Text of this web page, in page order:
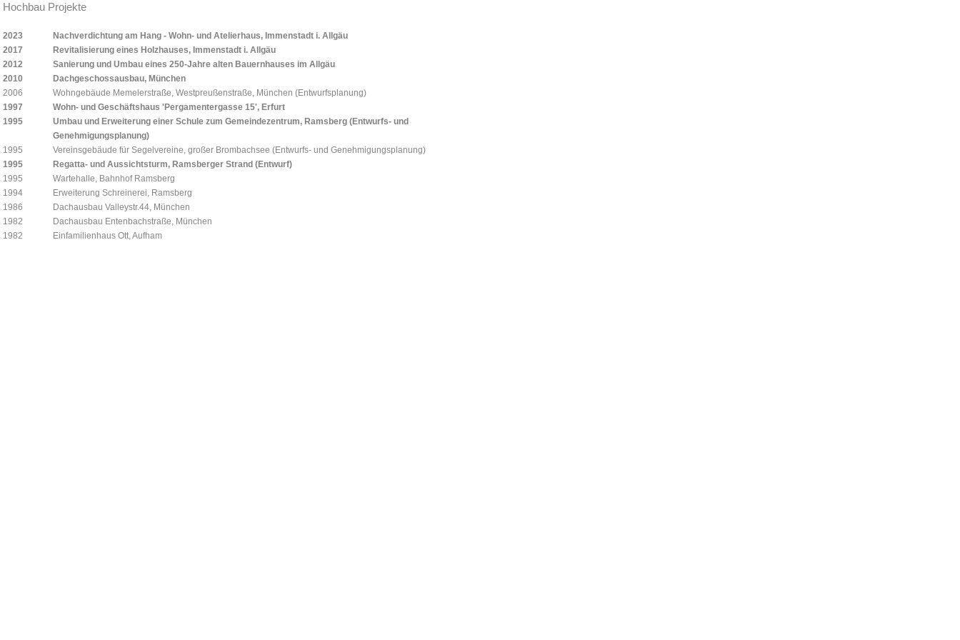
Hochbau Projekte
2023
Nachverdichtung am Hang - Wohn- und Atelierhaus, Immenstadt i. Allgäu
2017
Revitalisierung eines Holzhauses, Immenstadt i. Allgäu
2012
Sanierung und Umbau eines 250-Jahre alten Bauernhauses im Allgäu
2010
Dachgeschossausbau, München
2006
Wohngebäude Memelerstraße, Westpreußenstraße, München (Entwurfsplanung)
1997
Wohn- und Geschäftshaus 'Pergamentergasse 15', Erfurt
1995
Umbau und Erweiterung einer Schule zum Gemeindezentrum, Ramsberg (Entwurfs- und
Genehmigungsplanung)
1995
Vereinsgebäude für Segelvereine, großer Brombachsee (Entwurfs- und Genehmigungsplanung)
1995
Regatta- und Aussichtsturm, Ramsberger Strand (Entwurf)
1995
Wartehalle, Bahnhof Ramsberg
1994
Erweiterung Schreinerei, Ramsberg
1986
Dachausbau Valleystr.44, München
1982
Dachausbau Entenbachstraße, München
1982
Einfamilienhaus Ott, Aufham